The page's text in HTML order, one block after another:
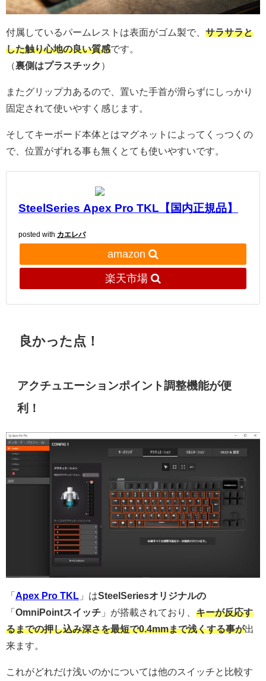
付属しているパームレストは表面がゴム製で、 サラサラと
した触り心地の良い質感です。
（裏側はプラスチック ）
またグリップ力あるので、置いた手首が滑らずにしっかり
固定されて使いやすく感じます。
そしてキーボード本体とはマグネットによってくっつくの
で、位置がずれる事も無くとても使いやすいです。
SteelSeries Apex Pro TKL【国内正規品】
posted with カエレバ
amazon
楽天市場
良かった点！
アクチュエーションポイント調整機能が便
利！
「 Apex Pro TKL 」はSteelSeriesオリジナルの
「 OmniPointスイッチ 」が搭載されており、 キーが反応す
るまでの押し込み深さを最短で0.4mmまで浅くする事が出
来ます。
これがどれだけ浅いのかについては他のスイッチと比較す